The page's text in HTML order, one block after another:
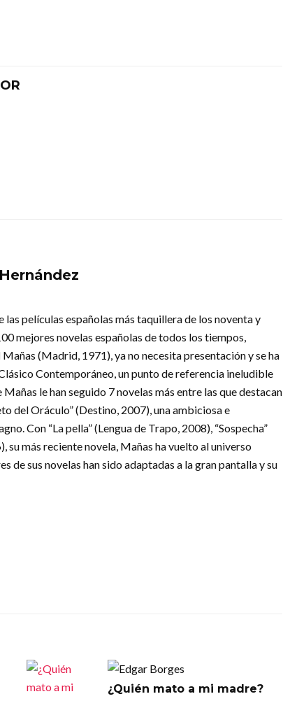
películas españolas más taquillera de los noventa y
mejores novelas españolas de todos los tiempos,
(Madrid, 1971), ya no necesita presentación y se ha
Contemporáneo, un punto de referencia ineludible
le han seguido 7 novelas más entre las que destacan
del Oráculo” (Destino, 2007), una ambiciosa e
Con “La pella” (Lengua de Trapo, 2008), “Sospecha”
su más reciente novela, Mañas ha vuelto al universo
de sus novelas han sido adaptadas a la gran pantalla y su
¿Quién mato a mi madre?